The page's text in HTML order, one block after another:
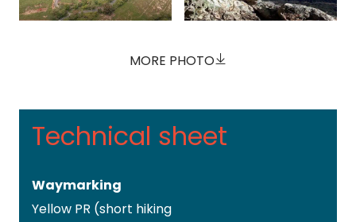
MORE PHOTO
Technical sheet
Waymarking
Yellow PR (short hiking